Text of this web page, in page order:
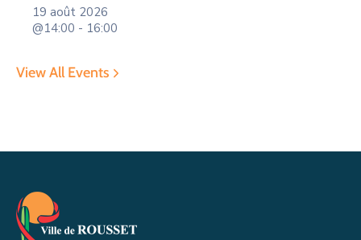
19 août 2026
@14:00 - 16:00
View All Events